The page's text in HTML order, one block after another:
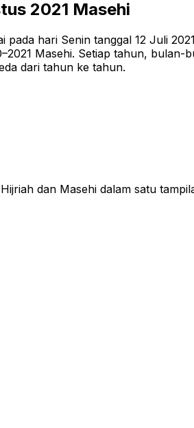
2021 Masehi
hari Senin tanggal 12 Juli
Masehi. Setiap tahun,
dari tahun ke tahun.
dan Masehi dalam satu